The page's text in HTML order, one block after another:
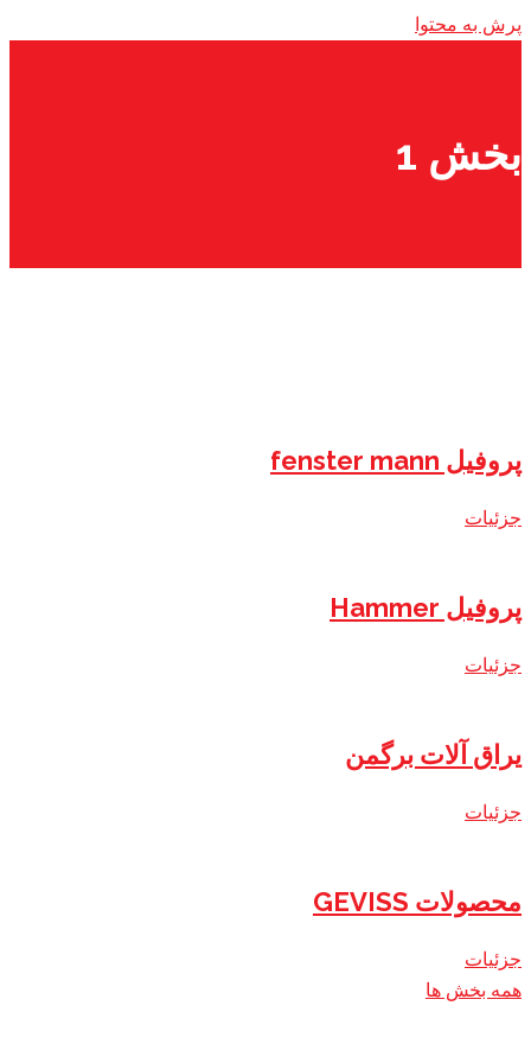
پرش به محتوا
بخش 1
پروفیل fenster mann
جزئیات
پروفیل Hammer
جزئیات
یراق آلات برگمن
جزئیات
محصولات GEVISS
جزئیات
همه بخش ها